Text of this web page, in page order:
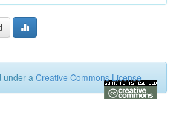
under a Creative Commons License